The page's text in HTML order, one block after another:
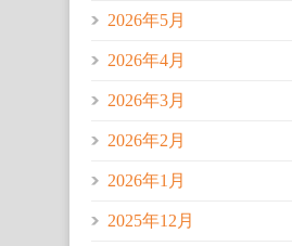
2026年5月
2026年4月
2026年3月
2026年2月
2026年1月
2025年12月